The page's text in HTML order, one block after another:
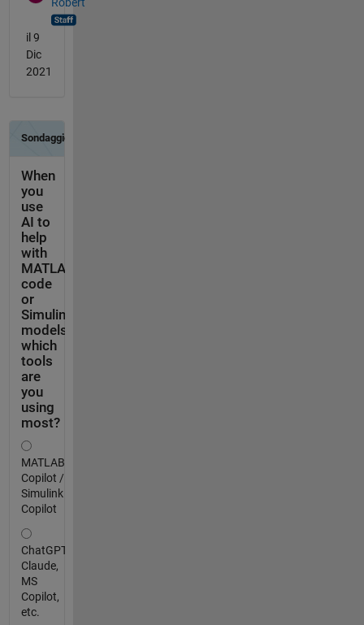
il 9
Dic
2021